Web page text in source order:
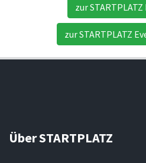
zur
zur STARTPLATZ
Über STARTPLATZ